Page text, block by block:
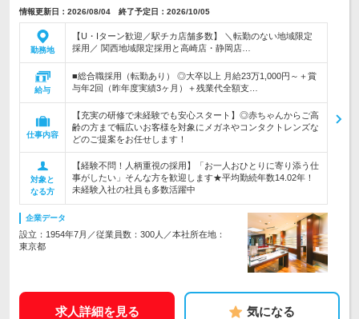
情報更新日：2026/08/04 終了予定日：2026/10/05
勤務地
【U・Iターン歓迎／駅チカ店舗多数】 ＼転勤のない地域限定
採用／ 関西地域限定採用と高崎店・静岡店…
給与
■総合職採用（転勤あり） ◎大卒以上 月給23万1,000円～＋賞
与年2回（昨年度実績3ヶ月）＋残業代全額支…
仕事内容
【充実の研修で未経験でも安心スタート】◎赤ちゃんからご高
齢の方まで幅広いお客様を対象にメガネやコンタクトレンズな
どのご提案をお任せします！
対象と
なる方
【経験不問！人柄重視の採用】「お一人おひとりに寄り添う仕
事がしたい」そんな方を歓迎します★平均勤続年数14.02年！
未経験入社の社員も多数活躍中
企業データ
設立：1954年7月／従業員数：300人／本社所在地：
東京都
求人詳細を見る 気になる